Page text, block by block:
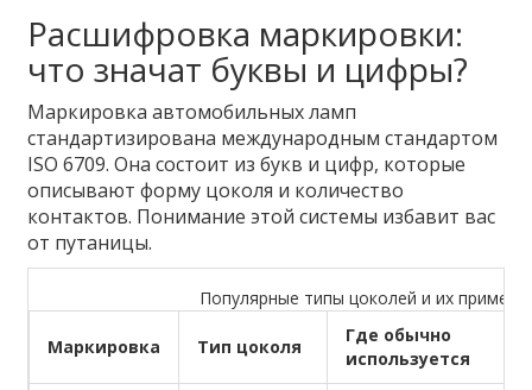
Расшифровка маркировки:
что значат буквы и цифры?
Маркировка автомобильных ламп
стандартизирована международным стандартом
ISO 6709. Она состоит из букв и цифр, которые
описывают форму цоколя и количество
контактов. Понимание этой системы избавит вас
от путаницы.
Популярные типы цоколей и их
Маркировка Тип цоколя
Где обычно
используется